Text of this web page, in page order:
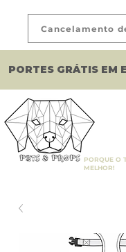
PORQUE O
MELHOR!
PORTES GRÁTIS EM
Cancelamento